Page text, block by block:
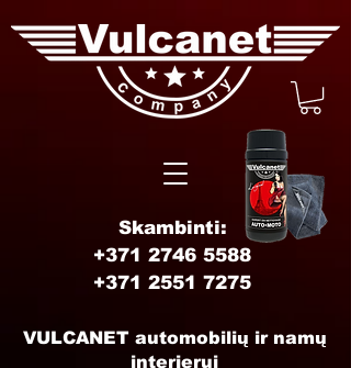
Skambinti:
+371 2746 5588
+371 2551 7275
VULCANET automobilių ir namų
interjerui